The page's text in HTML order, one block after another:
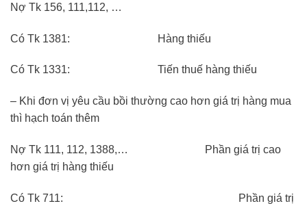
Nợ Tk 156, 111,112, …
Có Tk 1381: Hàng thiếu
Có Tk 1331: Tiến thuế hàng thiếu
– Khi đơn vị yêu cầu bồi thường cao hơn giá trị hàng mua
thì hạch toán thêm
Nợ Tk 111, 112, 1388,… Phần giá trị cao
hơn giá trị hàng thiếu
Có Tk 711: Phần giá trị